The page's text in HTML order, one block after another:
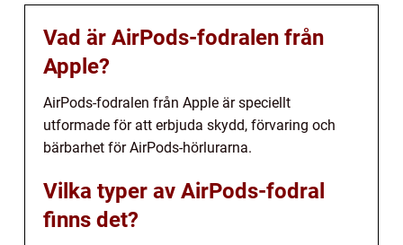
Vad är AirPods-fodralen från
Apple?
AirPods-fodralen från Apple är speciellt
utformade för att erbjuda skydd, förvaring och
bärbarhet för AirPods-hörlurarna.
Vilka typer av AirPods-fodral
finns det?